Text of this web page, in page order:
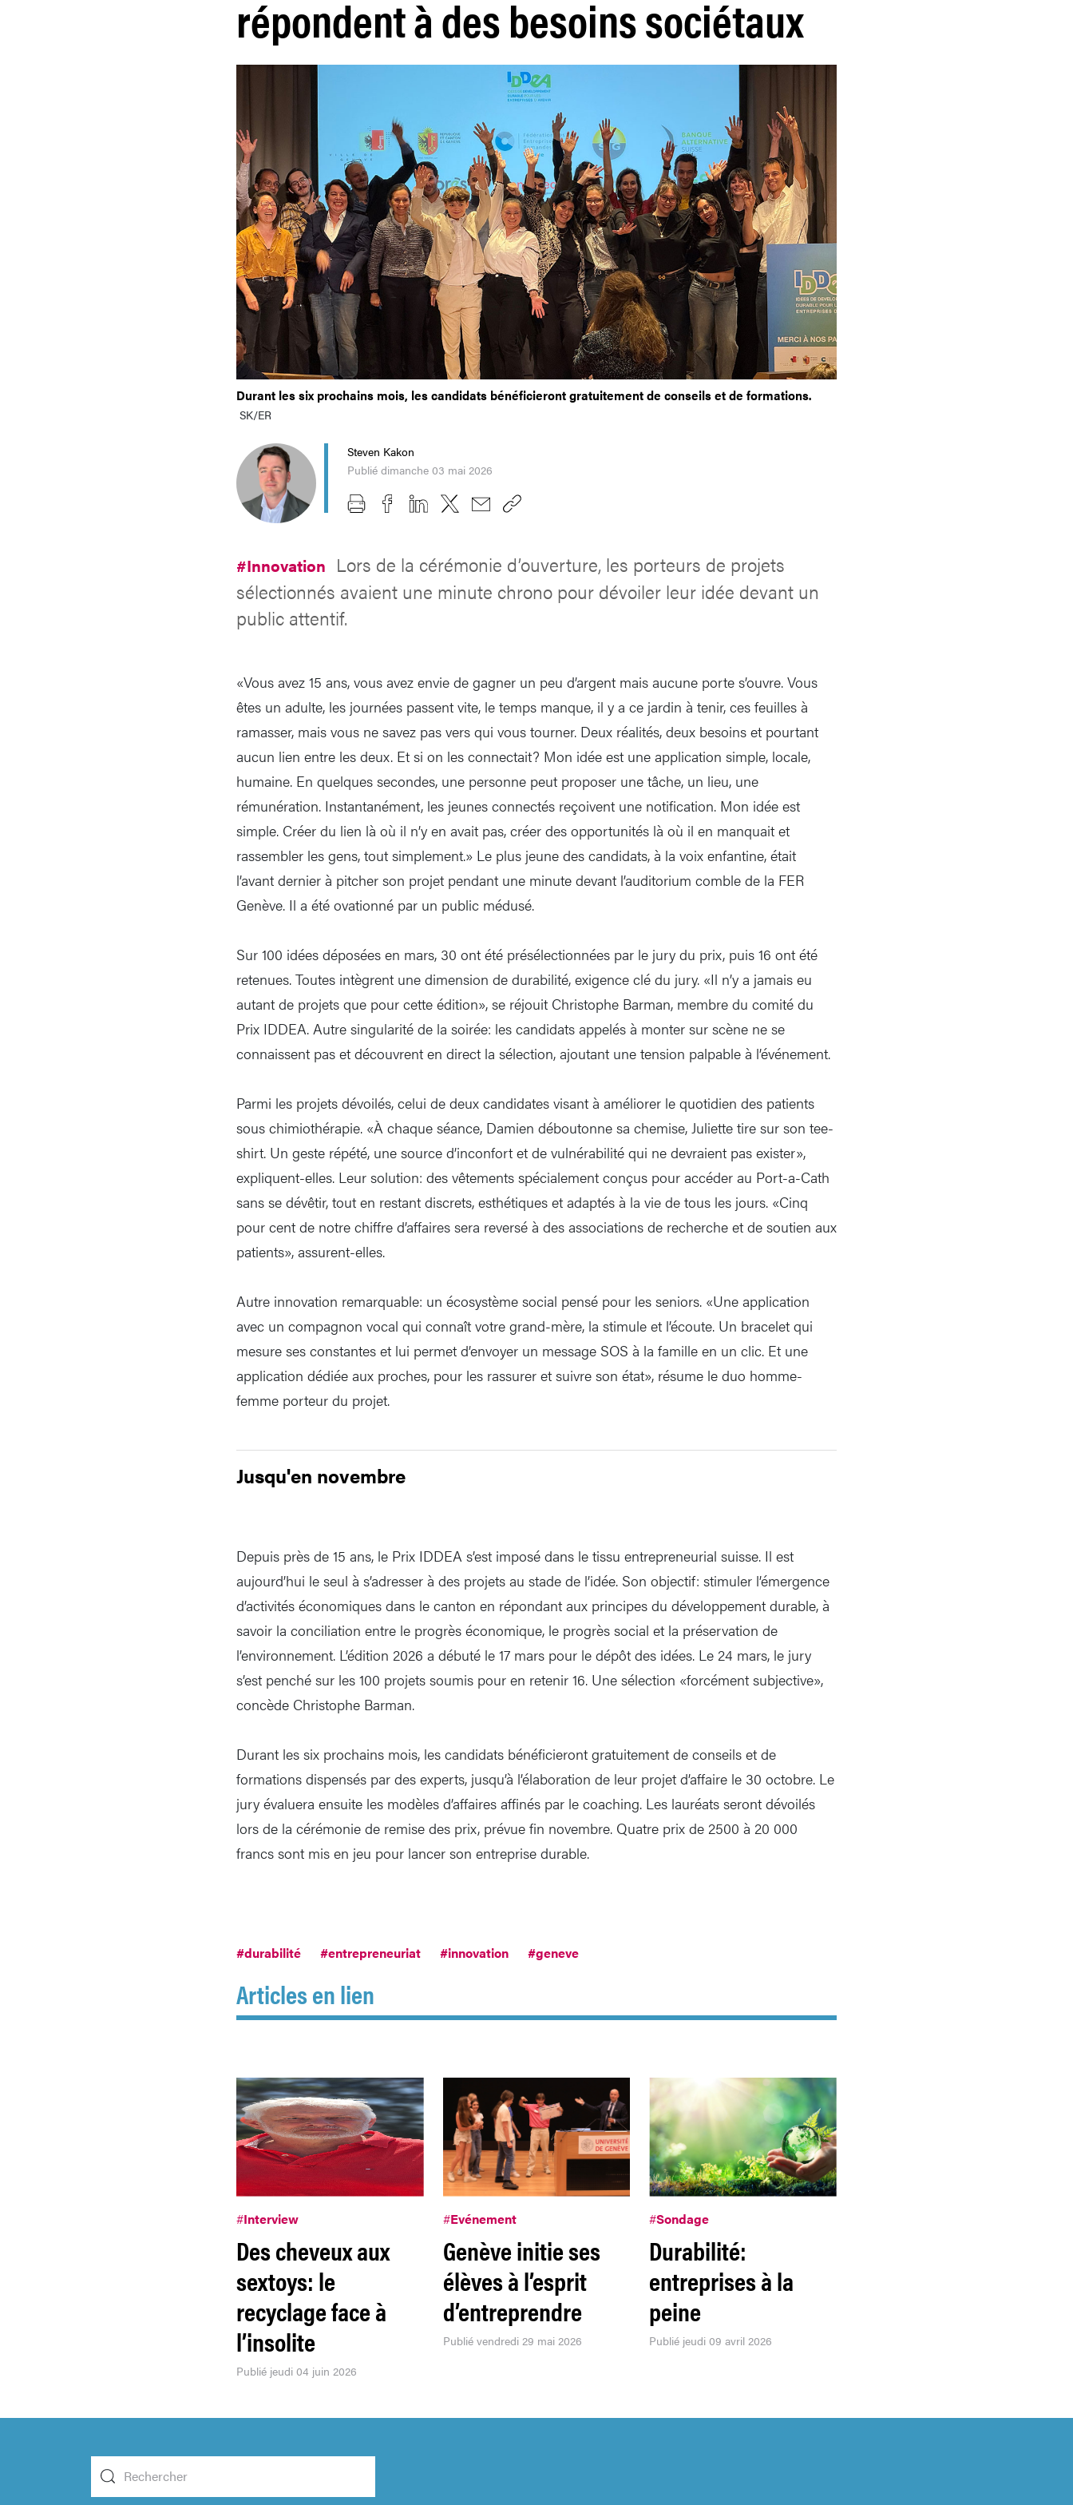
répondent à des besoins sociétaux
Durant les six prochains mois, les candidats bénéficieront gratuitement de conseils et de formations.
SK/ER
Steven Kakon
Publié dimanche 03 mai 2026
#Innovation Lors de la cérémonie d’ouverture, les porteurs de projets
sélectionnés avaient une minute chrono pour dévoiler leur idée devant un
public attentif.
«Vous avez 15 ans, vous avez envie de gagner un peu d’argent mais aucune porte s’ouvre. Vous
êtes un adulte, les journées passent vite, le temps manque, il y a ce jardin à tenir, ces feuilles à
ramasser, mais vous ne savez pas vers qui vous tourner. Deux réalités, deux besoins et pourtant
aucun lien entre les deux. Et si on les connectait? Mon idée est une application simple, locale,
humaine. En quelques secondes, une personne peut proposer une tâche, un lieu, une
rémunération. Instantanément, les jeunes connectés reçoivent une notification. Mon idée est
simple. Créer du lien là où il n’y en avait pas, créer des opportunités là où il en manquait et
rassembler les gens, tout simplement.» Le plus jeune des candidats, à la voix enfantine, était
l’avant dernier à pitcher son projet pendant une minute devant l’auditorium comble de la FER
Genève. Il a été ovationné par un public médusé.
Sur 100 idées déposées en mars, 30 ont été présélectionnées par le jury du prix, puis 16 ont été
retenues. Toutes intègrent une dimension de durabilité, exigence clé du jury. «Il n’y a jamais eu
autant de projets que pour cette édition», se réjouit Christophe Barman, membre du comité du
Prix IDDEA. Autre singularité de la soirée: les candidats appelés à monter sur scène ne se
connaissent pas et découvrent en direct la sélection, ajoutant une tension palpable à l’événement.
Parmi les projets dévoilés, celui de deux candidates visant à améliorer le quotidien des patients
sous chimiothérapie. «À chaque séance, Damien déboutonne sa chemise, Juliette tire sur son tee-
shirt. Un geste répété, une source d’inconfort et de vulnérabilité qui ne devraient pas exister»,
expliquent-elles. Leur solution: des vêtements spécialement conçus pour accéder au Port-a-Cath
sans se dévêtir, tout en restant discrets, esthétiques et adaptés à la vie de tous les jours. «Cinq
pour cent de notre chiffre d’affaires sera reversé à des associations de recherche et de soutien aux
patients», assurent-elles.
Autre innovation remarquable: un écosystème social pensé pour les seniors. «Une application
avec un compagnon vocal qui connaît votre grand-mère, la stimule et l’écoute. Un bracelet qui
mesure ses constantes et lui permet d’envoyer un message SOS à la famille en un clic. Et une
application dédiée aux proches, pour les rassurer et suivre son état», résume le duo homme-
femme porteur du projet.
Jusqu'en novembre
Depuis près de 15 ans, le Prix IDDEA s’est imposé dans le tissu entrepreneurial suisse. Il est
aujourd’hui le seul à s’adresser à des projets au stade de l’idée. Son objectif: stimuler l’émergence
d’activités économiques dans le canton en répondant aux principes du développement durable, à
savoir la conciliation entre le progrès économique, le progrès social et la préservation de
l’environnement. L’édition 2026 a débuté le 17 mars pour le dépôt des idées. Le 24 mars, le jury
s’est penché sur les 100 projets soumis pour en retenir 16. Une sélection «forcément subjective»,
concède Christophe Barman.
Durant les six prochains mois, les candidats bénéficieront gratuitement de conseils et de
formations dispensés par des experts, jusqu’à l’élaboration de leur projet d’affaire le 30 octobre. Le
jury évaluera ensuite les modèles d’affaires affinés par le coaching. Les lauréats seront dévoilés
lors de la cérémonie de remise des prix, prévue fin novembre. Quatre prix de 2500 à 20 000
francs sont mis en jeu pour lancer son entreprise durable.
#durabilité #entrepreneuriat #innovation #geneve
Articles en lien
#Interview
Des cheveux aux
sextoys: le
recyclage face à
l’insolite
Publié jeudi 04 juin 2026
#Evénement
Genève initie ses
élèves à l’esprit
d’entreprendre
Publié vendredi 29 mai 2026
#Sondage
Durabilité:
entreprises à la
peine
Publié jeudi 09 avril 2026